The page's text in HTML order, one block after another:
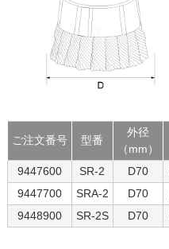
ご注文番号 型番
外径
（mm）
9447600 SR-2 D70
9447700
SRA-2 D70
9448900
SR-2S D70